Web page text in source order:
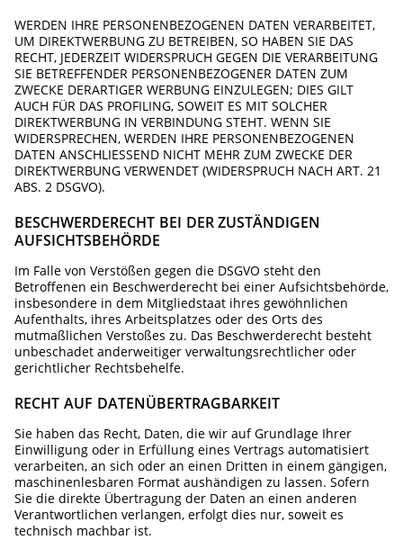
WERDEN IHRE PERSONENBEZOGENEN DATEN VERARBEITET,
UM DIREKTWERBUNG ZU BETREIBEN, SO HABEN SIE DAS
RECHT, JEDERZEIT WIDERSPRUCH GEGEN DIE VERARBEITUNG
SIE BETREFFENDER PERSONENBEZOGENER DATEN ZUM
ZWECKE DERARTIGER WERBUNG EINZULEGEN; DIES GILT
AUCH FÜR DAS PROFILING, SOWEIT ES MIT SOLCHER
DIREKTWERBUNG IN VERBINDUNG STEHT. WENN SIE
WIDERSPRECHEN, WERDEN IHRE PERSONENBEZOGENEN
DATEN ANSCHLIESSEND NICHT MEHR ZUM ZWECKE DER
DIREKTWERBUNG VERWENDET (WIDERSPRUCH NACH ART. 21
ABS. 2 DSGVO).
BESCHWERDE­RECHT BEI DER ZUSTÄNDIGEN
AUFSICHTS­BEHÖRDE
Im Falle von Verstößen gegen die DSGVO steht den
Betroffenen ein Beschwerderecht bei einer Aufsichtsbehörde,
insbesondere in dem Mitgliedstaat ihres gewöhnlichen
Aufenthalts, ihres Arbeitsplatzes oder des Orts des
mutmaßlichen Verstoßes zu. Das Beschwerderecht besteht
unbeschadet anderweitiger verwaltungsrechtlicher oder
gerichtlicher Rechtsbehelfe.
RECHT AUF DATEN­ÜBERTRAG­BARKEIT
Sie haben das Recht, Daten, die wir auf Grundlage Ihrer
Einwilligung oder in Erfüllung eines Vertrags automatisiert
verarbeiten, an sich oder an einen Dritten in einem gängigen,
maschinenlesbaren Format aushändigen zu lassen. Sofern
Sie die direkte Übertragung der Daten an einen anderen
Verantwortlichen verlangen, erfolgt dies nur, soweit es
technisch machbar ist.